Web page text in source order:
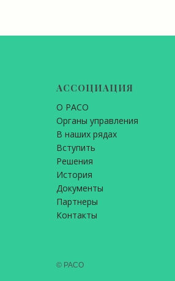
АССОЦИАЦИЯ
О РАСО
Органы управления
В наших рядах
Вступить
Решения
История
Документы
Партнеры
Контакты
© РАСО